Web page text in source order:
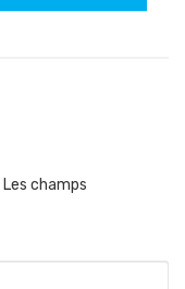
Les champs